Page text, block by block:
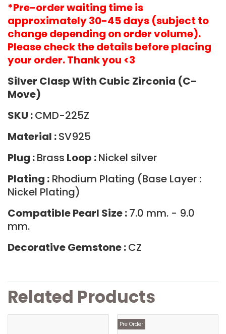
*Pre-order waiting time is
approximately 30-45 days (subject to
change depending on order volume).
Please check the details before placing
your order. Thank you <3
Silver Clasp With Cubic Zirconia (C-
Move)
SKU :CMD-225Z
Material :SV925
Plug :Brass Loop :Nickel silver
Plating : Rhodium Plating (Base Layer :
Nickel Plating)
Compatible Pearl Size :7.0 mm. - 9.0
mm.
Decorative Gemstone :CZ
Related Products
Pre Order